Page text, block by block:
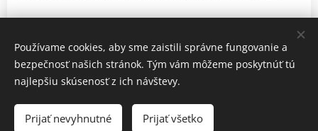
VYTVORIŤ ÚČET
Používame cookies, aby sme zaistili správne fungovanie a
bezpečnosť našich stránok. Tým vám môžeme poskytnúť tú
najlepšiu skúsenosť z ich návštevy.
Prijať nevyhnutné Prijať všetko